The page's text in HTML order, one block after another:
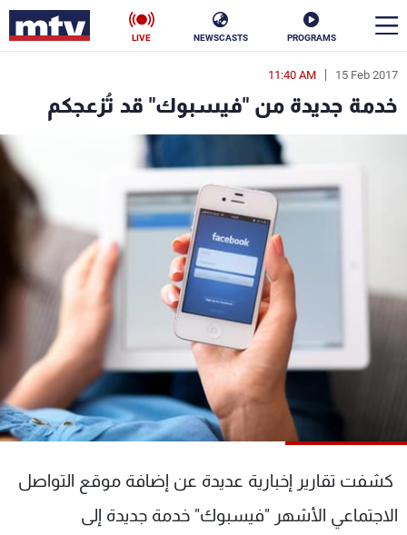
PROGRAMS
NEWSCASTS
LIVE
15 Feb 2017
11:40 AM
خدمة جديدة من "فيسبوك" قد تُزعجكم
كشفت تقارير إخبارية عديدة عن إضافة موقع التواصل
الاجتماعي الأشهر "فيسبوك" خدمة جديدة إلى
en
الأخبار
ناس
فن
رياضة
كأس العالم
عن MTV
الإنـتـاج
وظائف
تواصل معنا